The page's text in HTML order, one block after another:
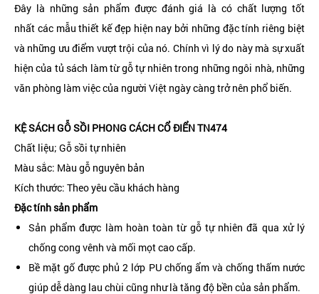
Đây là những sản phẩm được đánh giá là có chất lượng tốt
nhất các mẫu thiết kế đẹp hiện nay bởi những đặc tính riêng biệt
và những ưu điểm vượt trội của nó. Chính vì lý do này mà sự xuất
hiện của tủ sách làm từ gỗ tự nhiên trong những ngôi nhà, những
văn phòng làm việc của người Việt ngày càng trở nên phổ biến.
KỆ SÁCH GỖ SỒI PHONG CÁCH CỔ ĐIỂN TN474
Chất liệu; Gỗ sồi tự nhiên
Màu sắc: Màu gỗ nguyên bản
Kích thước: Theo yêu cầu khách hàng
Đặc tính sản phẩm
Sản phẩm được làm hoàn toàn từ gỗ tự nhiên đã qua xử lý
chống cong vênh và mối mọt cao cấp.
Bề mặt gố được phủ 2 lớp PU chống ẩm và chống thấm nước
giúp dễ dàng lau chùi cũng như là tăng độ bền của sản phẩm.